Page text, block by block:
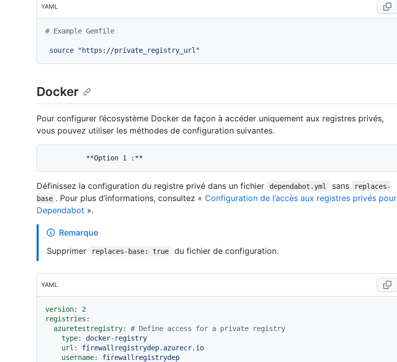
YAML
# Example Gemfile
source "https://private_registry_url"
Docker
Pour configurer l’écosystème Docker de façon à accéder uniquement aux registres privés,
vous pouvez utiliser les méthodes de configuration suivantes.
Définissez la configuration du registre privé dans un fichier dependabot.yml sans
replaces-
base . Pour plus d’informations, consultez « Configuration de l’accès aux registres privés pour
Dependabot ».
Remarque
Supprimer
replaces-base: true du fichier de configuration.
YAML
version:
2
registries:
azuretestregistry:
# Define access for a private registry
type:
docker-registry
url:
firewallregistrydep.azurecr.io
username:
firewallregistrydep